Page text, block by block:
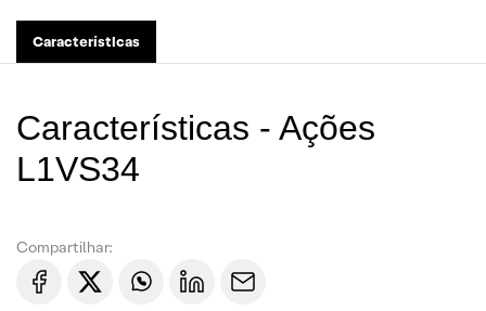
Características
Características - Ações
L1VS34
Compartilhar: